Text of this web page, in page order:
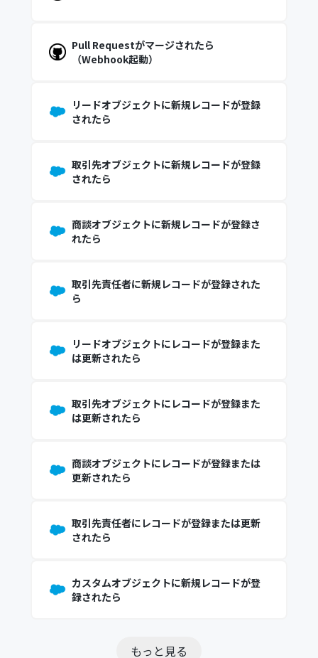
Pull Requestがマージされたら
（Webhook起動）
リードオブジェクトに新規レコードが登録
されたら
取引先オブジェクトに新規レコードが登録
されたら
商談オブジェクトに新規レコードが登録さ
れたら
取引先責任者に新規レコードが登録された
ら
リードオブジェクトにレコードが登録また
は更新されたら
取引先オブジェクトにレコードが登録また
は更新されたら
商談オブジェクトにレコードが登録または
更新されたら
取引先責任者にレコードが登録または更新
されたら
カスタムオブジェクトに新規レコードが登
録されたら
もっと見る